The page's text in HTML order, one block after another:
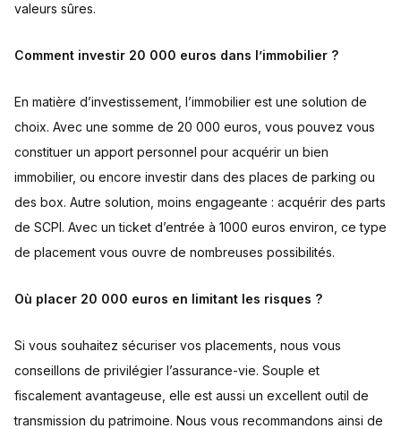
valeurs sûres.
Comment investir 20 000 euros dans l’immobilier ?
En matière d’investissement, l’immobilier est une solution de
choix. Avec une somme de 20 000 euros, vous pouvez vous
constituer un apport personnel pour acquérir un bien
immobilier, ou encore investir dans des places de parking ou
des box. Autre solution, moins engageante : acquérir des parts
de SCPI. Avec un ticket d’entrée à 1000 euros environ, ce type
de placement vous ouvre de nombreuses possibilités.
Où placer 20 000 euros en limitant les risques ?
Si vous souhaitez sécuriser vos placements, nous vous
conseillons de privilégier l’assurance-vie. Souple et
fiscalement avantageuse, elle est aussi un excellent outil de
transmission du patrimoine. Nous vous recommandons ainsi de